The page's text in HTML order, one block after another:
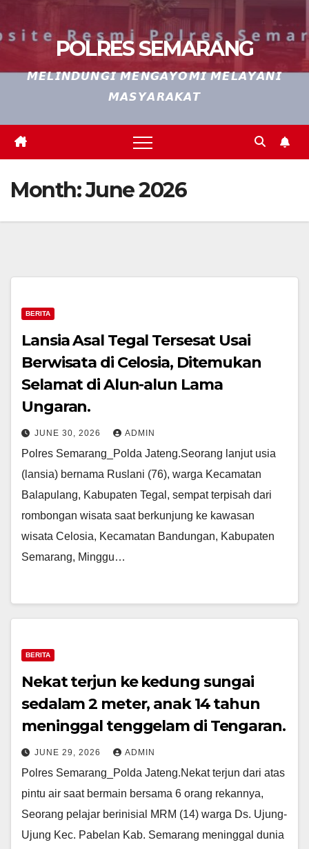
POLRES SEMARANG
𝙈𝙀𝙇𝙄𝙉𝘿𝙐𝙉𝙂𝙄 𝙈𝙀𝙉𝙂𝘼𝙔𝙊𝙈𝙄 𝙈𝙀𝙇𝘼𝙔𝘼𝙉𝙄
𝙈𝘼𝙎𝙔𝘼𝙍𝘼𝙆𝘼𝙏
Month:June 2026
BERITA
Lansia Asal Tegal Tersesat Usai
Berwisata di Celosia, Ditemukan
Selamat di Alun-alun Lama
Ungaran.
JUNE 30, 2026 ADMIN
Polres Semarang_Polda Jateng.Seorang lanjut usia
(lansia) bernama Ruslani (76), warga Kecamatan
Balapulang, Kabupaten Tegal, sempat terpisah dari
rombongan wisata saat berkunjung ke kawasan
wisata Celosia, Kecamatan Bandungan, Kabupaten
Semarang, Minggu…
BERITA
Nekat terjun ke kedung sungai
sedalam 2 meter, anak 14 tahun
meninggal tenggelam di Tengaran.
JUNE 29, 2026 ADMIN
Polres Semarang_Polda Jateng.Nekat terjun dari atas
pintu air saat bermain bersama 6 orang rekannya,
Seorang pelajar berinisial MRM (14) warga Ds. Ujung-
Ujung Kec. Pabelan Kab. Semarang meninggal dunia